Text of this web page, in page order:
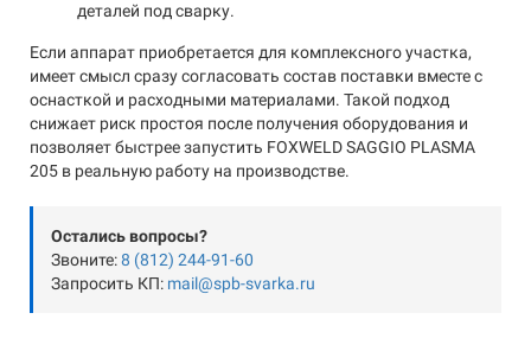
деталей под сварку.
Если аппарат приобретается для комплексного участка,
имеет смысл сразу согласовать состав поставки вместе с
оснасткой и расходными материалами. Такой подход
снижает риск простоя после получения оборудования и
позволяет быстрее запустить FOXWELD SAGGIO PLASMA
205 в реальную работу на производстве.
Остались вопросы?
Звоните:8 (812) 244-91-60
Запросить КП: mail@spb-svarka.ru